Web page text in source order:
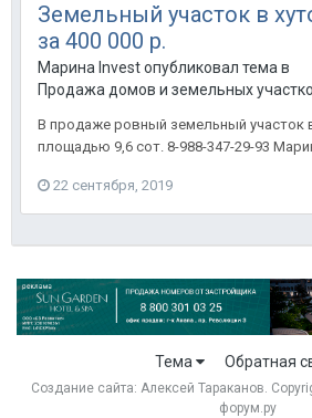
Земельный участок в
за 400 000 р.
Марина Invest опубликовал тема в
Продажа домов и земельных
В продаже ровный земельный участок
площадью 9,6 сот. 8-988-347-29-93
22 сентября, 2019
Тема Обратная
Создание сайта: Алексей Тараканов.
форум.ру